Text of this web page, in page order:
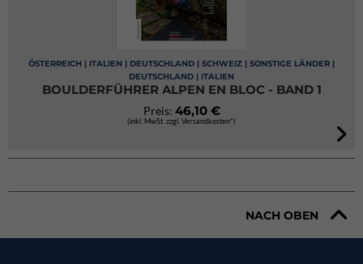
ÖSTERREICH | ITALIEN | DEUTSCHLAND | SCHWEIZ | SONSTIGE LÄNDER |
DEUTSCHLAND | ITALIEN
BOULDERFÜHRER ALPEN EN BLOC - BAND 1
Preis: 46,10 €
(inkl. MwSt. zzgl. Versandkosten*)
NACH OBEN